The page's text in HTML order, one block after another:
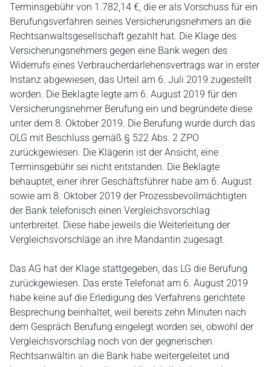
Terminsgebühr von 1.782,14 €, die er als Vorschuss für ein
Berufungsverfahren seines Versicherungsnehmers an die
Rechtsanwaltsgesellschaft gezahlt hat. Die Klage des
Versicherungsnehmers gegen eine Bank wegen des
Widerrufs eines Verbraucherdarlehensvertrags war in erster
Instanz abgewiesen, das Urteil am 6. Juli 2019 zugestellt
worden. Die Beklagte legte am 6. August 2019 für den
Versicherungsnehmer Berufung ein und begründete diese
unter dem 8. Oktober 2019. Die Berufung wurde durch das
OLG mit Beschluss gemäß § 522 Abs. 2 ZPO
zurückgewiesen. Die Klägerin ist der Ansicht, eine
Terminsgebühr sei nicht entstanden. Die Beklagte
behauptet, einer ihrer Geschäftsführer habe am 6. August
sowie am 8. Oktober 2019 der Prozessbevollmächtigten
der Bank telefonisch einen Vergleichsvorschlag
unterbreitet. Diese habe jeweils die Weiterleitung der
Vergleichsvorschläge an ihre Mandantin zugesagt.
Das AG hat der Klage stattgegeben, das LG die Berufung
zurückgewiesen. Das erste Telefonat am 6. August 2019
habe keine auf die Erledigung des Verfahrens gerichtete
Besprechung beinhaltet, weil bereits zehn Minuten nach
dem Gespräch Berufung eingelegt worden sei, obwohl der
Vergleichsvorschlag noch von der gegnerischen
Rechtsanwältin an die Bank habe weitergeleitet und